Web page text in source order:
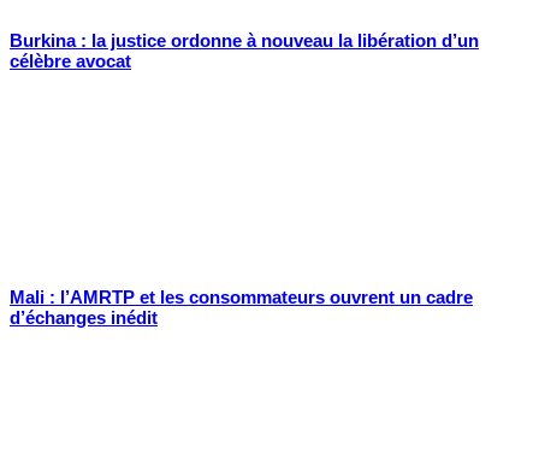
Burkina : la justice ordonne à nouveau la libération d’un
célèbre avocat
Mali : l’AMRTP et les consommateurs ouvrent un cadre
d’échanges inédit